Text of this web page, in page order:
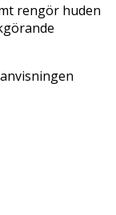
rengör huden